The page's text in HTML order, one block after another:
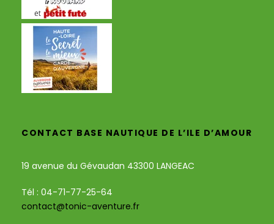
CONTACT BASE NAUTIQUE DE L’ILE D’AMOUR
19 avenue du Gévaudan 43300 LANGEAC
Tél : 04-71-77-25-64
contact@tonic-aventure.fr